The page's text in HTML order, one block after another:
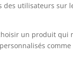
des utilisateurs
un produit